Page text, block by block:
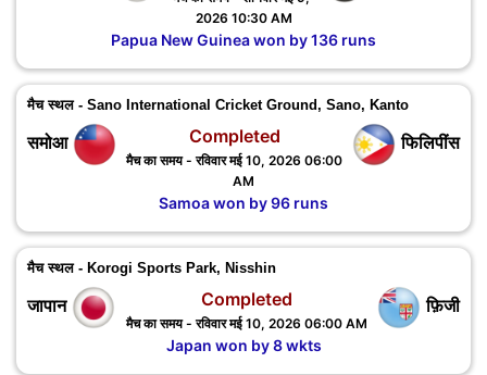
2026 10:30 AM
Papua New Guinea won by 136 runs
मैच स्थल - Sano International Cricket Ground, Sano, Kanto
समोआ फिलिपींस
Completed
मैच का समय - रविवार मई 10, 2026 06:00
AM
Samoa won by 96 runs
मैच स्थल - Korogi Sports Park, Nisshin
जापान फ़िजी
Completed
मैच का समय - रविवार मई 10, 2026 06:00 AM
Japan won by 8 wkts